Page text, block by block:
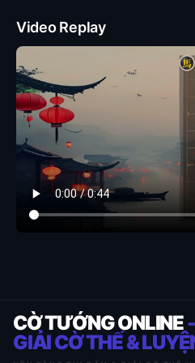
Video Replay
CỜ TƯỚNG ONLINE
GIẢI CỜ THẾ &